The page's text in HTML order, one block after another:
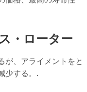
・ローター
が、アライメントをと
少する。.